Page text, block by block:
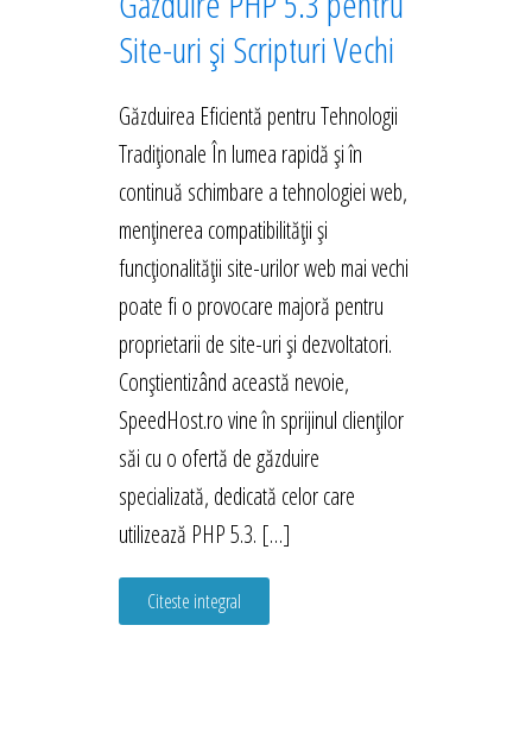
Site-uri și Scripturi Vechi
Găzduirea Eficientă pentru Tehnologii
Tradiționale În lumea rapidă și în
continuă schimbare a tehnologiei web,
menținerea compatibilității și
funcționalității site-urilor web mai vechi
poate fi o provocare majoră pentru
proprietarii de site-uri și dezvoltatori.
Conștientizând această nevoie,
SpeedHost.ro vine în sprijinul clienților
săi cu o ofertă de găzduire
specializată, dedicată celor care
utilizează PHP 5.3. […]
Citeste integral